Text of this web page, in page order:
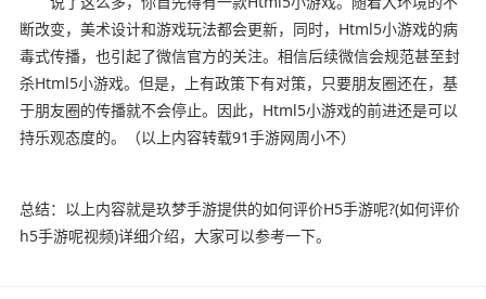
断改变，美术设计和游戏玩法都会更新，同时，Html5小游戏的病
毒式传播，也引起了微信官方的关注。相信后续微信会规范甚至封
杀Html5小游戏。但是，上有政策下有对策，只要朋友圈还在，基
于朋友圈的传播就不会停止。因此，Html5小游戏的前进还是可以
持乐观态度的。（以上内容转载91手游网周小不）
总结：以上内容就是玖梦手游提供的如何评价H5手游呢?(如何评价
h5手游呢视频)详细介绍，大家可以参考一下。